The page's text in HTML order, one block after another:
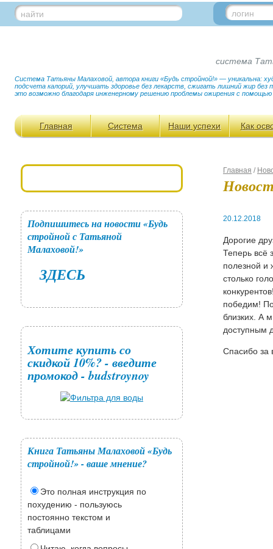
найти логин
система
Система Татьяны Малаховой, автора книги «Будь стройной!» — уникальна:
подсчета калорий, улучшать здоровье без лекарств, сжигать лишний жир
это возможно благодаря инженерному решению проблемы ожирения с
Главная Система Наши успехи Как
Подпишитесь на новости «Будь
стройной с Татьяной
Малаховой!»
ЗДЕСЬ
Хотите купить со
скидкой 10%? - введите
промокод - budstroynoy
Книга Татьяны Малаховой «Будь
стройной!» - ваше мнение?
Это полная инструкция по
похудению - пользуюсь
постоянно текстом и
таблицами
Главная /
20.12.2018
Дорогие
Теперь всё
полезной и
столько
победим!
близких. А
доступным
Спасибо за